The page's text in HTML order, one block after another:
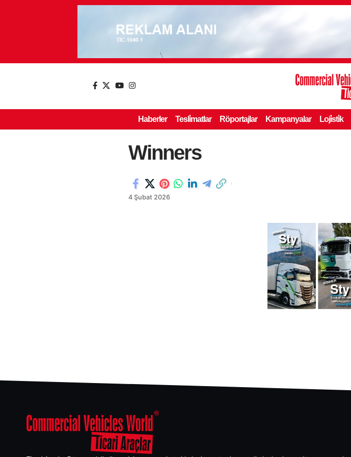
Haberler Tesli̇matlar Röportajlar Kampanyalar Loji̇sti̇k
Winners
4 Şubat 2026